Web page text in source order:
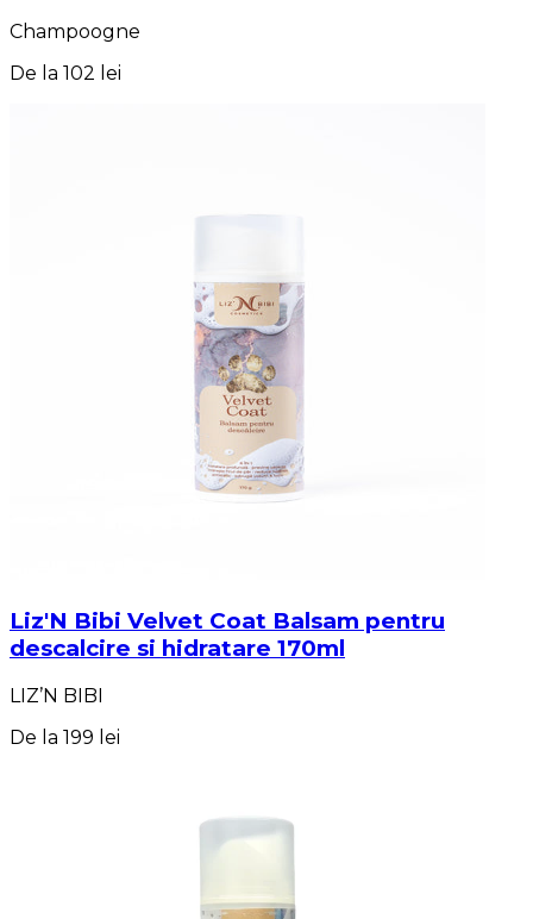
Champoogne
De la 102 lei
Liz'N Bibi Velvet Coat Balsam pentru
descalcire si hidratare 170ml
LIZ’N BIBI
De la 199 lei